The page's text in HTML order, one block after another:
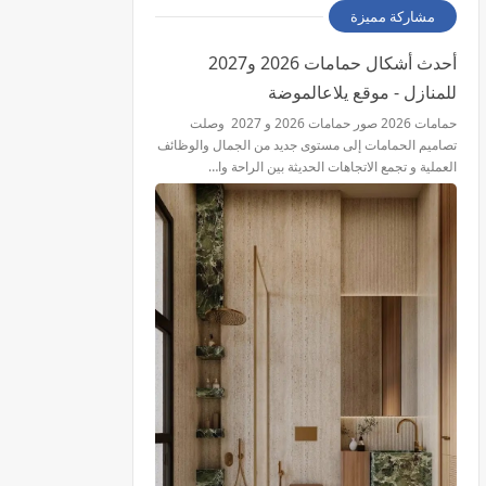
مشاركة مميزة
أحدث أشكال حمامات 2026 و2027
للمنازل - موقع يلاعالموضة
حمامات 2026 صور حمامات 2026 و 2027 وصلت
تصاميم الحمامات إلى مستوى جديد من الجمال والوظائف
العملية و تجمع الاتجاهات الحديثة بين الراحة وا…